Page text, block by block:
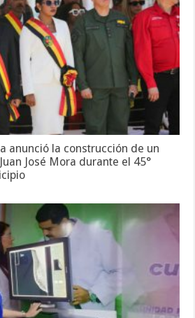
anunció la construcción de un
José Mora durante el 45°